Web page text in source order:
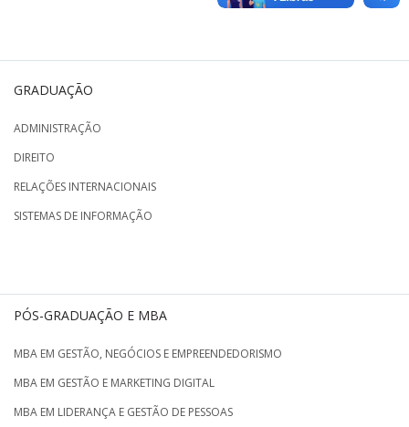
GRADUAÇÃO
ADMINISTRAÇÃO
DIREITO
RELAÇÕES INTERNACIONAIS
SISTEMAS DE INFORMAÇÃO
PÓS-GRADUAÇÃO E MBA
MBA EM GESTÃO, NEGÓCIOS E EMPREENDEDORISMO
MBA EM GESTÃO E MARKETING DIGITAL
MBA EM LIDERANÇA E GESTÃO DE PESSOAS